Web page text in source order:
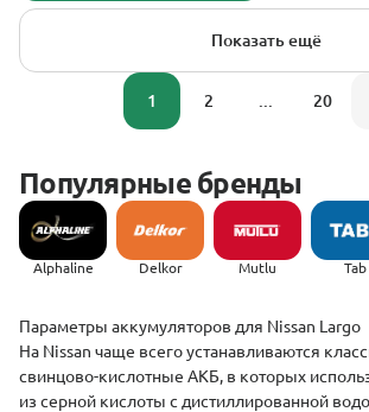
Показать ещё
1 2 20
Популярные бренды
Alphaline Delkor Mutlu Tab
­­­­Параметры аккумуляторов для Nissan Largo
На Nissan чаще всего устанавливаются
свинцово-кислотные АКБ, в которых
из серной кислоты с дистиллированной